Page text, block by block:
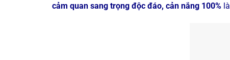
cảm quan sang trọng độc đáo, cản nắng 100%